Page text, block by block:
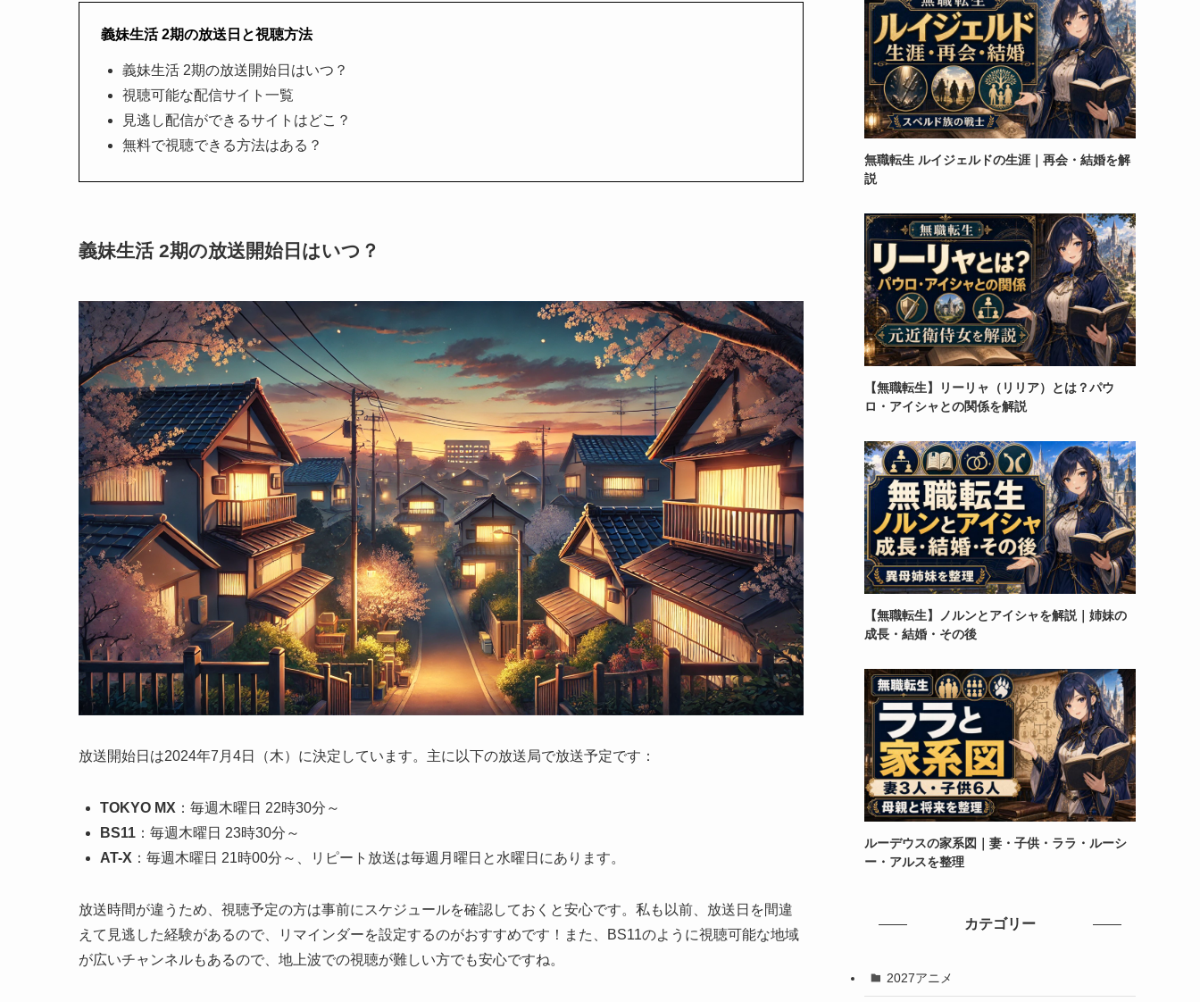
義妹生活 2期の放送日と視聴方法
義妹生活 2期の放送開始日はいつ？
視聴可能な配信サイト一覧
見逃し配信ができるサイトはどこ？
無料で視聴できる方法はある？
義妹生活 2期の放送開始日はいつ？
放送開始日は2024年7月4日（木）に決定しています。主に以下の放送局で放送予定です：
TOKYO MX ：毎週木曜日 22時30分～
BS11 ：毎週木曜日 23時30分～
AT-X ：毎週木曜日 21時00分～、リピート放送は毎週月曜日と水曜日にあります。
放送時間が違うため、視聴予定の方は事前にスケジュールを確認しておくと安心です。私も以前、放送日を間違
えて見逃した経験があるので、リマインダーを設定するのがおすすめです！また、BS11のように視聴可能な地域
が広いチャンネルもあるので、地上波での視聴が難しい方でも安心ですね。
無職転生 ルイジェルドの生涯｜再会・結婚を解
説
【無職転生】リーリャ（リリア）とは？パウ
ロ・アイシャとの関係を解説
【無職転生】ノルンとアイシャを解説｜姉妹の
成長・結婚・その後
ルーデウスの家系図｜妻・子供・ララ・ルーシ
ー・アルスを整理
カテゴリー
2027アニメ